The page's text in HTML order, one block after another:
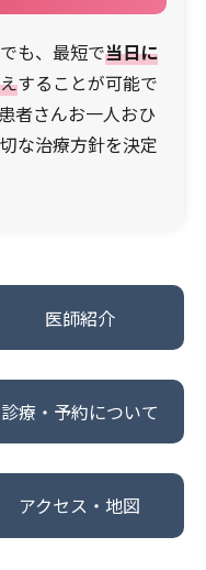
も、最短で当日に
することが可能で
者さんお一人おひ
な治療方針を決定
医師紹介
診療・予約について
アクセス・地図